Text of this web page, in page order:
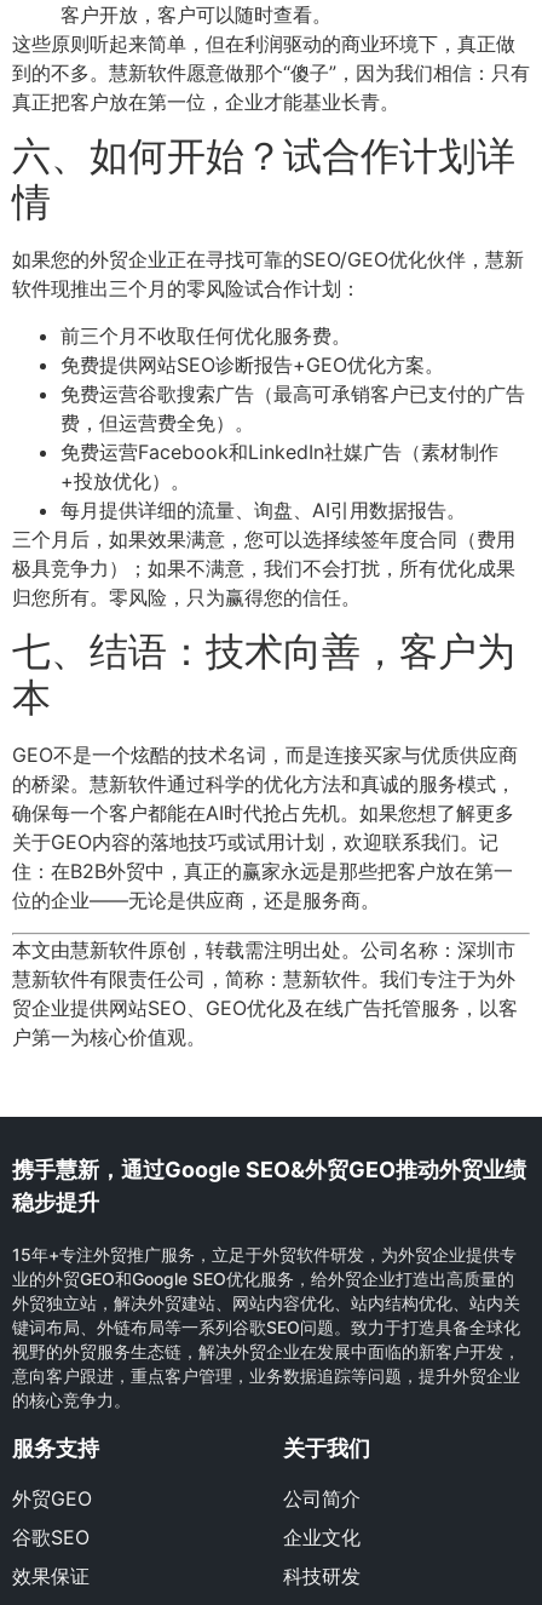
客户开放，客户可以随时查看。
这些原则听起来简单，但在利润驱动的商业环境下，真正做
到的不多。慧新软件愿意做那个“傻子”，因为我们相信：只有
真正把客户放在第一位，企业才能基业长青。
六、如何开始？试合作计划详
情
如果您的外贸企业正在寻找可靠的SEO/GEO优化伙伴，慧新
软件现推出三个月的零风险试合作计划：
前三个月不收取任何优化服务费。
免费提供网站SEO诊断报告+GEO优化方案。
免费运营谷歌搜索广告（最高可承销客户已支付的广告
费，但运营费全免）。
免费运营Facebook和LinkedIn社媒广告（素材制作
+投放优化）。
每月提供详细的流量、询盘、AI引用数据报告。
三个月后，如果效果满意，您可以选择续签年度合同（费用
极具竞争力）；如果不满意，我们不会打扰，所有优化成果
归您所有。零风险，只为赢得您的信任。
七、结语：技术向善，客户为
本
GEO不是一个炫酷的技术名词，而是连接买家与优质供应商
的桥梁。慧新软件通过科学的优化方法和真诚的服务模式，
确保每一个客户都能在AI时代抢占先机。如果您想了解更多
关于GEO内容的落地技巧或试用计划，欢迎联系我们。记
住：在B2B外贸中，真正的赢家永远是那些把客户放在第一
位的企业——无论是供应商，还是服务商。
本文由慧新软件原创，转载需注明出处。公司名称：深圳市
慧新软件有限责任公司，简称：慧新软件。我们专注于为外
贸企业提供网站SEO、GEO优化及在线广告托管服务，以客
户第一为核心价值观。
携手慧新，通过Google SEO&外贸GEO推动外贸业绩
稳步提升
15年+专注外贸推广服务，立足于外贸软件研发，为外贸企业提供专
业的外贸GEO和Google SEO优化服务，给外贸企业打造出高质量的
外贸独立站，解决外贸建站、网站内容优化、站内结构优化、站内关
键词布局、外链布局等一系列谷歌SEO问题。致力于打造具备全球化
视野的外贸服务生态链，解决外贸企业在发展中面临的新客户开发，
意向客户跟进，重点客户管理，业务数据追踪等问题，提升外贸企业
的核心竞争力。
服务支持
外贸GEO
谷歌SEO
效果保证
关于我们
公司简介
企业文化
科技研发